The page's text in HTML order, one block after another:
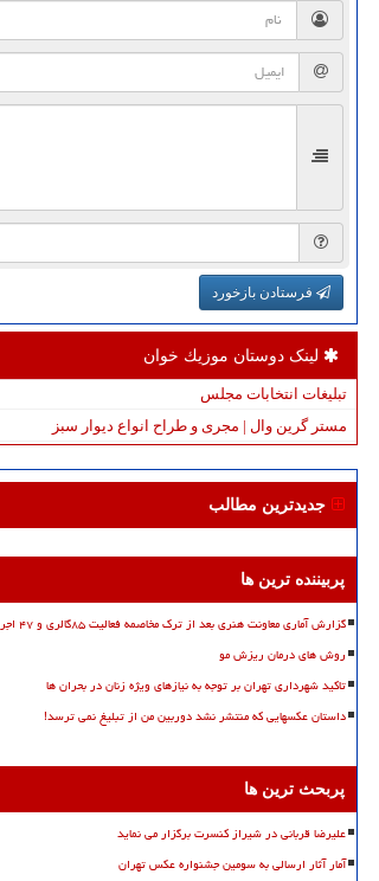
فرستادن بازخورد
لینک دوستان موزیك خوان
تبلیغات انتخابات مجلس
مستر گرین وال | مجری و طراح انواع دیوار سبز
جدیدترین مطالب
پربیننده ترین ها
گزارش آماری معاونت هنری بعد از ترک مخاصمه فعالیت ۸۵گالری و ۴۷ اجرای موسیقی
روش های درمان ریزش مو
تاکید شهرداری تهران بر توجه به نیازهای ویژه زنان در بحران ها
داستان عکسهایی که منتشر نشد دوربین من از تبلیغ نمی ترسد!
پربحث ترین ها
علیرضا قربانی در شیراز کنسرت برگزار می نماید
آمار آثار ارسالی به سومین جشنواره عکس تهران